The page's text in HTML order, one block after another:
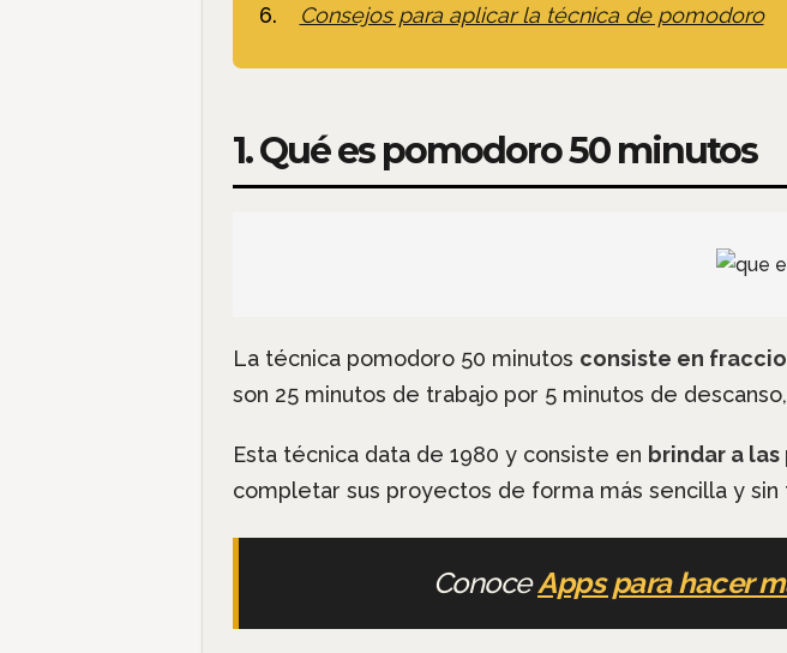
Consejos para aplicar la técnica de pomodoro
1. Qué es pomodoro 50 minutos
La técnica pomodoro 50 minutos consiste en
son 25 minutos de trabajo por 5 minutos de
Esta técnica data de 1980 y consiste en brindar a
completar sus proyectos de forma más sencilla y
ConoceApps para hacer